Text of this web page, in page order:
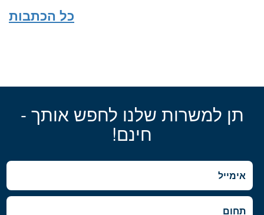
כל הכתבות
תן למשרות שלנו לחפש אותך -
חינם!